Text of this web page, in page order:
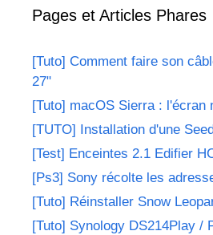
Pages et Articles Phares
[Tuto] Comment faire son
27"
[Tuto] macOS Sierra : l'écran
[TUTO] Installation d'une
[Test] Enceintes 2.1 Edifier
[Ps3] Sony récolte les
[Tuto] Réinstaller Snow
[Tuto] Synology DS214Play /